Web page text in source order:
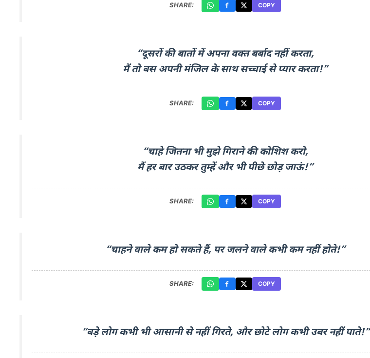
SHARE: COPY
“दूसरों की बातों में अपना वक्त बर्बाद नहीं करता,
मैं तो बस अपनी मंजिल के साथ सच्चाई से प्यार करता!”
SHARE: COPY
“चाहे जितना भी मुझे गिराने की कोशिश करो,
मैं हर बार उठकर तुम्हें और भी पीछे छोड़ जाऊं!”
SHARE: COPY
“चाहने वाले कम हो सकते हैं, पर जलने वाले कभी कम नहीं होते!”
SHARE: COPY
“बड़े लोग कभी भी आसानी से नहीं गिरते, और छोटे लोग कभी उबर नहीं पाते!”